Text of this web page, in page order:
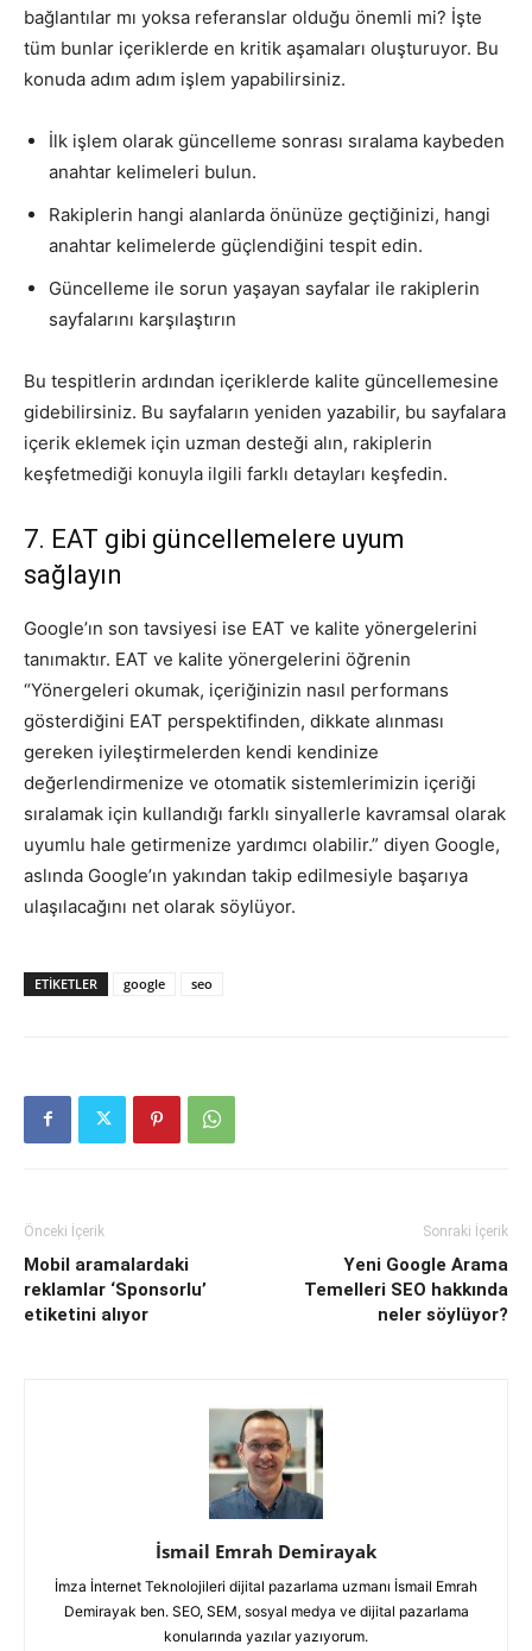
bağlantılar mı yoksa referanslar olduğu önemli mi? İşte
tüm bunlar içeriklerde en kritik aşamaları oluşturuyor. Bu
konuda adım adım işlem yapabilirsiniz.
İlk işlem olarak güncelleme sonrası sıralama kaybeden
anahtar kelimeleri bulun.
Rakiplerin hangi alanlarda önünüze geçtiğinizi, hangi
anahtar kelimelerde güçlendiğini tespit edin.
Güncelleme ile sorun yaşayan sayfalar ile rakiplerin
sayfalarını karşılaştırın
Bu tespitlerin ardından içeriklerde kalite güncellemesine
gidebilirsiniz. Bu sayfaların yeniden yazabilir, bu sayfalara
içerik eklemek için uzman desteği alın, rakiplerin
keşfetmediği konuyla ilgili farklı detayları keşfedin.
7. EAT gibi güncellemelere uyum
sağlayın
Google’ın son tavsiyesi ise EAT ve kalite yönergelerini
tanımaktır. EAT ve kalite yönergelerini öğrenin
“Yönergeleri okumak, içeriğinizin nasıl performans
gösterdiğini EAT perspektifinden, dikkate alınması
gereken iyileştirmelerden kendi kendinize
değerlendirmenize ve otomatik sistemlerimizin içeriği
sıralamak için kullandığı farklı sinyallerle kavramsal olarak
uyumlu hale getirmenize yardımcı olabilir.” diyen Google,
aslında Google’ın yakından takip edilmesiyle başarıya
ulaşılacağını net olarak söylüyor.
ETIKETLER google seo
Önceki İçerik
Mobil aramalardaki
reklamlar ‘Sponsorlu’
etiketini alıyor
Sonraki İçerik
Yeni Google Arama
Temelleri SEO hakkında
neler söylüyor?
İsmail Emrah Demirayak
İmza İnternet Teknolojileri dijital pazarlama uzmanı İsmail Emrah
Demirayak ben. SEO, SEM, sosyal medya ve dijital pazarlama
konularında yazılar yazıyorum.